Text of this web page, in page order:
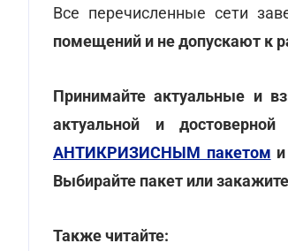
Все перечисленные сети
помещений и не допускают к
Принимайте актуальные и
актуальной и
АНТИКРИЗИСНЫМ пакетом
Выбирайте пакет или
Также читайте: